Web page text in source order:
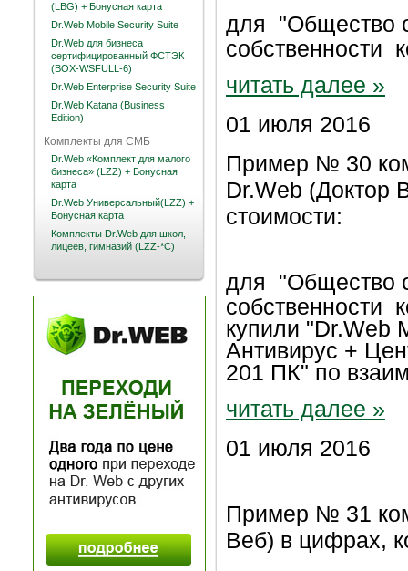
(LBG) + Бонусная карта
Dr.Web Mobile Security Suite
Dr.Web для бизнеса
сертифицированный ФСТЭК
(BOX-WSFULL-6)
Dr.Web Enterprise Security Suite
Dr.Web Katana (Business
Edition)
Комплекты для СМБ
Dr.Web «Комплект для малого
бизнеса» (LZZ) + Бонусная
карта
Dr.Web Универсальный(LZZ) +
Бонусная карта
Комплекты Dr.Web для школ,
лицеев, гимназий (LZZ-*C)
для
"Общество
собственности
читать далее »
01 июля 2016
Пример № 30
Dr.Web (Доктор
стоимости:
для
"Общество
собственности
купили "Dr.Web
Антивирус +
201 ПК" по
читать далее »
01 июля 2016
Пример № 31
Веб) в цифрах,